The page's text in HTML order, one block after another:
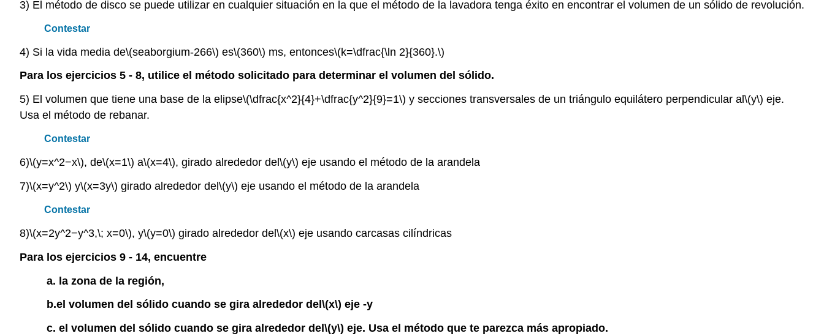
3) El método de disco se puede utilizar en cualquier situación en la que el método de la lavadora tenga éxito en encontrar el volumen de un sólido de revolución.
Contestar
4) Si la vida media de\(seaborgium-266\) es\(360\) ms, entonces\(k=\dfrac{\ln 2}{360}.\)
Para los ejercicios 5 - 8, utilice el método solicitado para determinar el volumen del sólido.
5) El volumen que tiene una base de la elipse\(\dfrac{x^2}{4}+\dfrac{y^2}{9}=1\) y secciones transversales de un triángulo equilátero perpendicular al \(y\) eje.
Usa el método de rebanar.
Contestar
6)\(y=x^2−x\), de\(x=1\) a\(x=4\), girado alrededor del \(y\) eje usando el método de la arandela
7)\(x=y^2\) y\(x=3y\) girado alrededor del\(y\) eje usando el método de la arandela
Contestar
8)\(x=2y^2−y^3,\; x=0\), y\(y=0\) girado alrededor del\(x\) eje usando carcasas cilíndricas
Para los ejercicios 9 - 14, encuentre
a. la zona de la región,
b.el volumen del sólido cuando se gira alrededor del \(x\) eje -y
c. el volumen del sólido cuando se gira alrededor del \(y\) eje. Usa el método que te parezca más apropiado.